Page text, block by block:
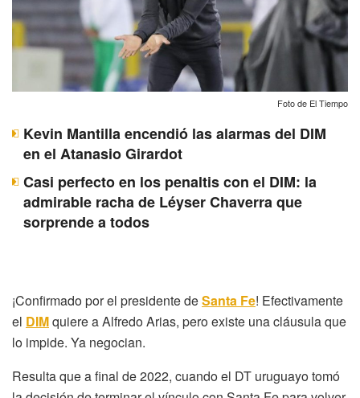
Foto de El Tiempo
Kevin Mantilla encendió las alarmas del DIM
en el Atanasio Girardot
Casi perfecto en los penaltis con el DIM: la
admirable racha de Léyser Chaverra que
sorprende a todos
¡Confirmado por el presidente deSanta Fe! Efectivamente
el DIMquiere a Alfredo Arias, pero existe una cláusula que
lo impide. Ya negocian.
Resulta que a final de 2022, cuando el DT uruguayo tomó